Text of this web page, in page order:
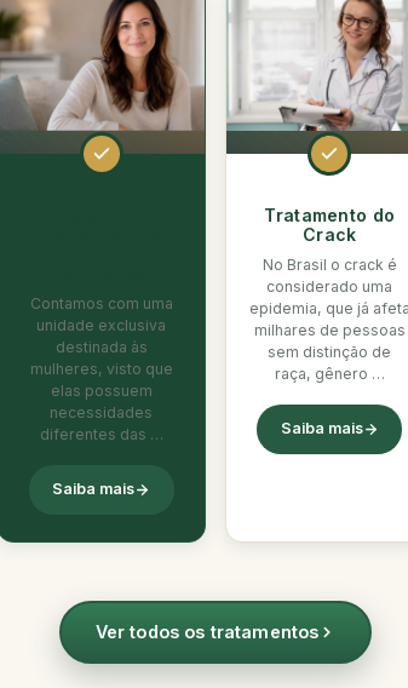
Contamos com uma
unidade exclusiva
destinada às
mulheres, visto que
elas possuem
necessidades
diferentes das …
Saiba mais
Tratamento do
Crack
No Brasil o crack é
considerado uma
epidemia, que já afeta
milhares de pessoas
sem distinção de
raça, gênero …
Saiba mais
Ver todos os tratamentos